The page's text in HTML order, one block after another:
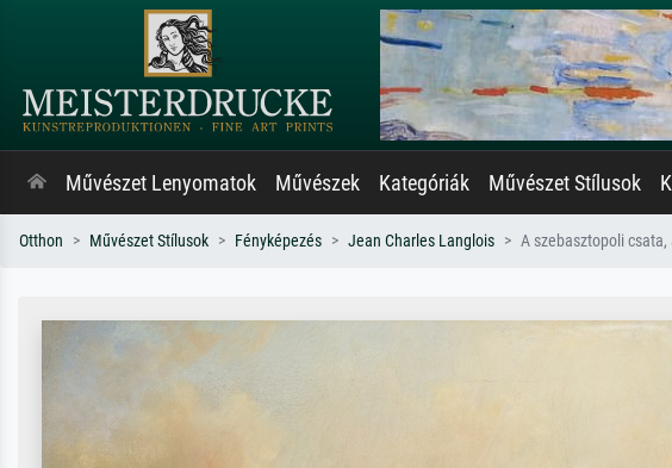
Művészet Lenyomatok Művészek Kategóriák Művészet Stílusok
Otthon Művészet Stílusok Fényképezés Jean Charles Langlois A szebasztopoli